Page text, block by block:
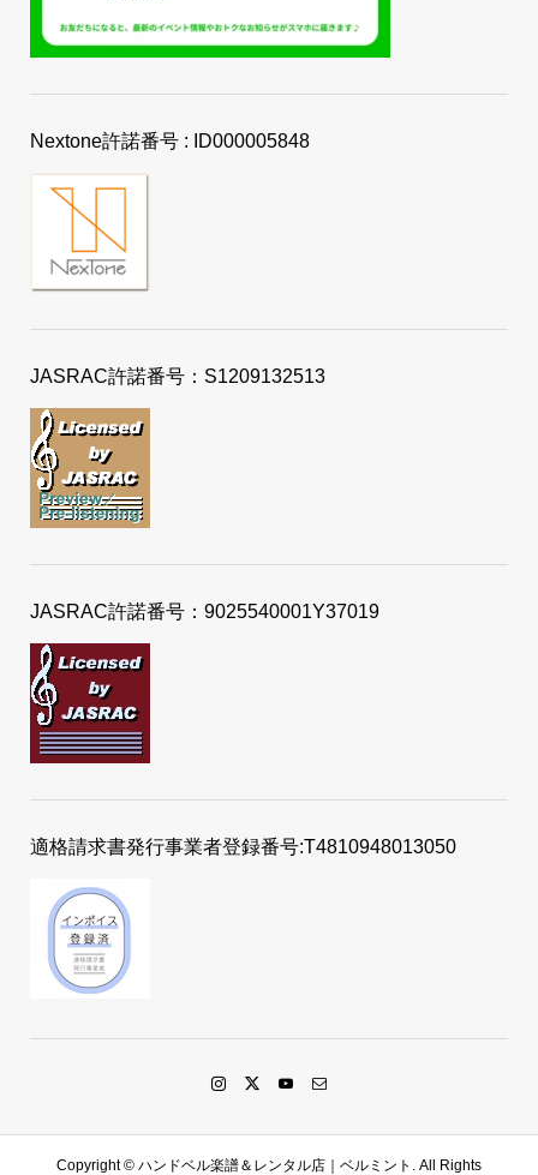
Nextone許諾番号 : ID000005848
JASRAC許諾番号：S1209132513
JASRAC許諾番号：9025540001Y37019
適格請求書発行事業者登録番号:T4810948013050
Copyright © ハンドベル楽譜＆レンタル店｜ベルミント. All Rights